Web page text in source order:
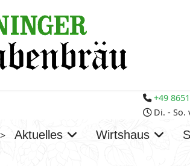
Aktuelles Wirtshaus
+49
Di. - So.